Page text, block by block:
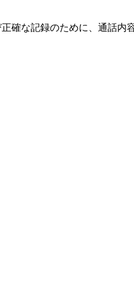
確な記録のために、通話内